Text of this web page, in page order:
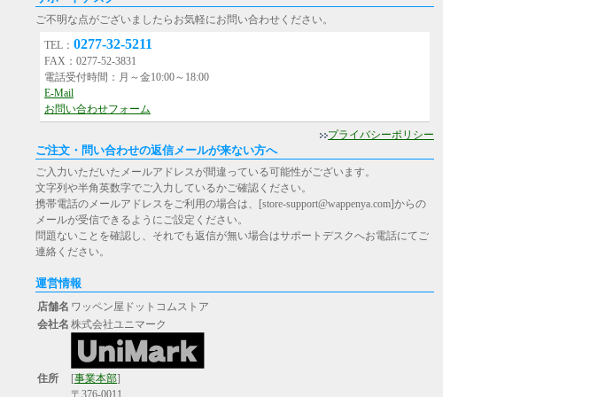
ご不明な点がございましたらお気軽にお問い合わせください。
TEL： 0277-32-5211
FAX：0277-52-3831
電話受付時間：月～金10:00～18:00
E-Mail
お問い合わせフォーム
プライバシーポリシー
ご注文・問い合わせの返信メールが来ない方へ
ご入力いただいたメールアドレスが間違っている可能性がございます。
文字列や半角英数字でご入力しているかご確認ください。
携帯電話のメールアドレスをご利用の場合は、[store-support@wappenya.com]からの
メールが受信できるようにご設定ください。
問題ないことを確認し、それでも返信が無い場合はサポートデスクへお電話にてご
連絡ください。
運営情報
店舗名 ワッペン屋ドットコムストア
会社名 株式会社ユニマーク
住所 [事業本部]
〒376-0011